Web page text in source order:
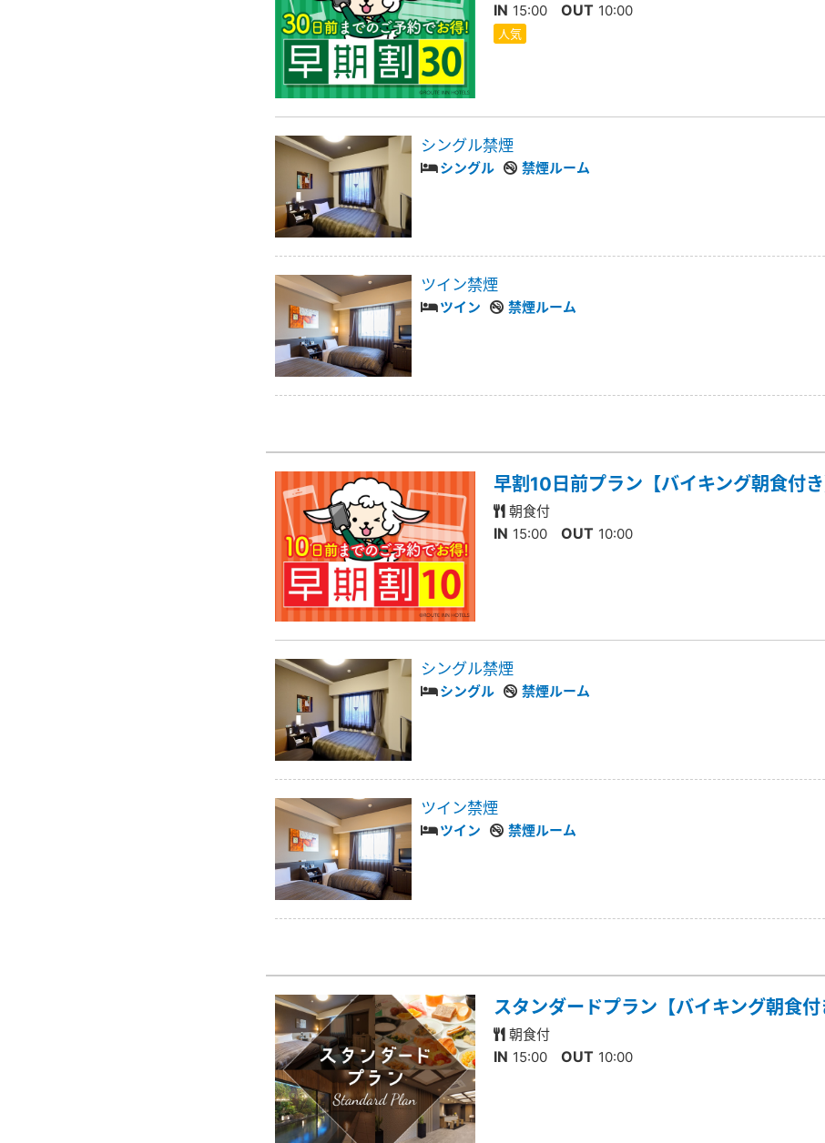
IN 15:00 OUT 10:00
人気
シングル禁煙
シングル 禁煙ルーム
ツイン禁煙
ツイン 禁煙ルーム
早割10日前プラン【バイキング朝食付き
朝食付
IN 15:00 OUT 10:00
シングル禁煙
シングル 禁煙ルーム
ツイン禁煙
ツイン 禁煙ルーム
スタンダードプラン【バイキング朝食付
朝食付
IN 15:00 OUT 10:00